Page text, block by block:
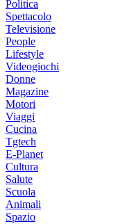
Politica
Spettacolo
Televisione
People
Lifestyle
Videogiochi
Donne
Magazine
Motori
Viaggi
Cucina
Tgtech
E-Planet
Cultura
Salute
Scuola
Animali
Spazio